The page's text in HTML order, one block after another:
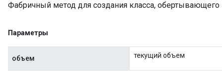
Фабричный метод для создания класса,
Параметры
объем текущий объем